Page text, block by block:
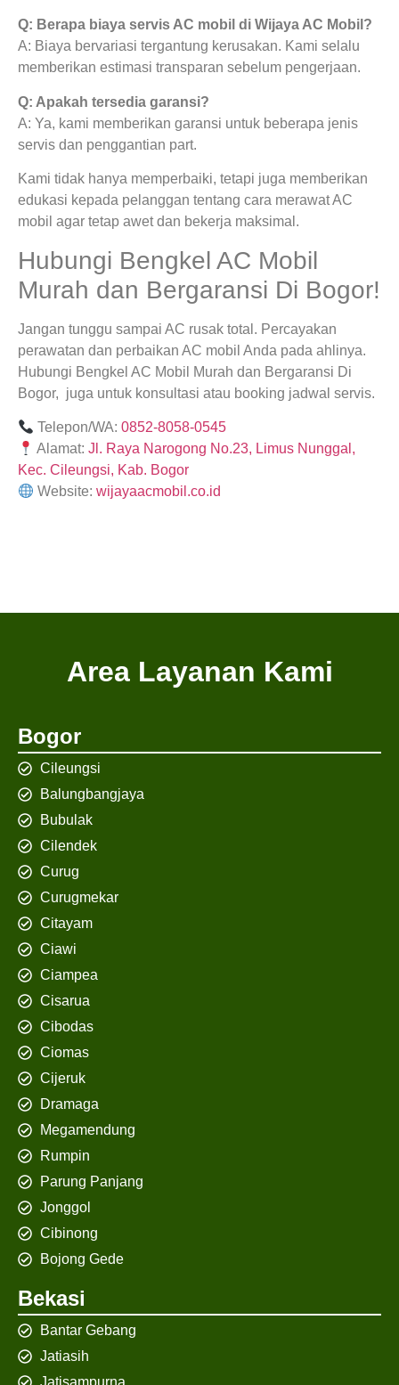
Q: Berapa biaya servis AC mobil di Wijaya AC Mobil?
A: Biaya bervariasi tergantung kerusakan. Kami selalu
memberikan estimasi transparan sebelum pengerjaan.
Q: Apakah tersedia garansi?
A: Ya, kami memberikan garansi untuk beberapa jenis
servis dan penggantian part.
Kami tidak hanya memperbaiki, tetapi juga memberikan
edukasi kepada pelanggan tentang cara merawat AC
mobil agar tetap awet dan bekerja maksimal.
Hubungi Bengkel AC Mobil
Murah dan Bergaransi Di Bogor!
Jangan tunggu sampai AC rusak total. Percayakan
perawatan dan perbaikan AC mobil Anda pada ahlinya.
Hubungi Bengkel AC Mobil Murah dan Bergaransi Di
Bogor, juga untuk konsultasi atau booking jadwal servis.
Telepon/WA:0852-8058-0545
Alamat:Jl. Raya Narogong No.23, Limus Nunggal,
Kec. Cileungsi, Kab. Bogor
Website:wijayaacmobil.co.id
Area Layanan Kami
Bogor
Cileungsi
Balungbangjaya
Bubulak
Cilendek
Curug
Curugmekar
Citayam
Ciawi
Ciampea
Cisarua
Cibodas
Ciomas
Cijeruk
Dramaga
Megamendung
Rumpin
Parung Panjang
Jonggol
Cibinong
Bojong Gede
Bekasi
Bantar Gebang
Jatiasih